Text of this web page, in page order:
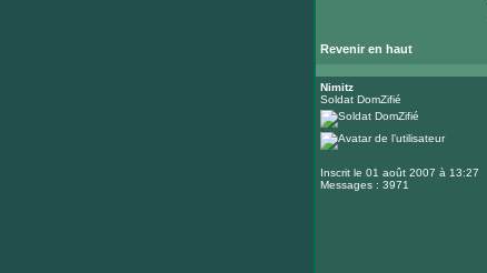
Revenir en haut
Nimitz
Soldat DomZifié
Inscrit le 01 août 2007 à 13:27
Messages : 3971